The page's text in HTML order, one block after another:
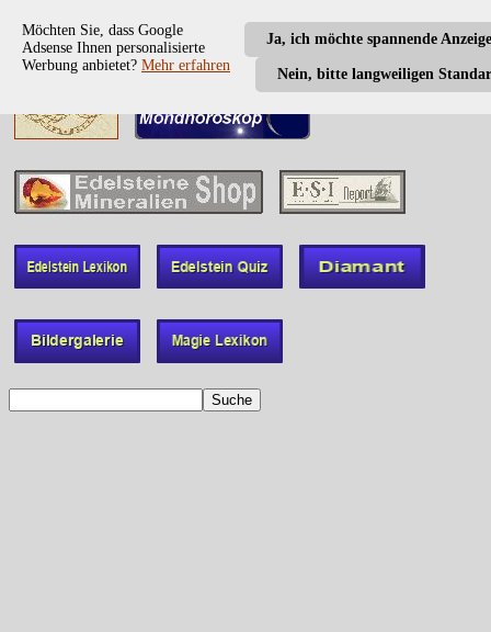
Ja, ich möchte spannende
Nein, bitte langweiligen
Möchten Sie, dass Google
Adsense Ihnen personalisierte
Werbung anbietet? Mehr erfahren